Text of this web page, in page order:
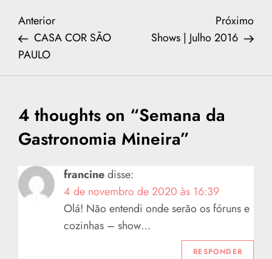
N
a
v
e
g
a
ç
Previous
Post
Anterior
CASA COR SÃO
PAULO
Post
Próximo
Shows | Julho 2016
4 thoughts on “Semana da
Gastronomia Mineira”
francinedisse:
4 de novembro de 2020 às 16:39
Olá! Não entendi onde serão os fóruns e
cozinhas – show…
RESPONDER